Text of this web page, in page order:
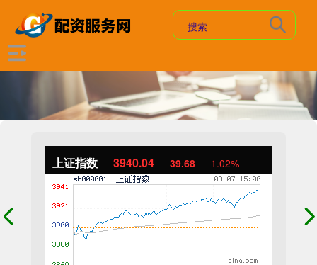
上证指数 3940.04 39.68 1.02%